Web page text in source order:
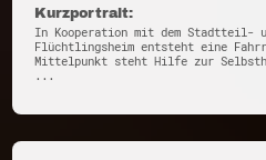
Kurzportrait:
In Kooperation mit dem Stadtteil-
Flüchtlingsheim entsteht eine
Mittelpunkt steht Hilfe zur
...